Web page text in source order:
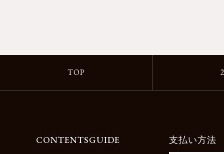
TOP
CONTENTSGUIDE 支払い方法